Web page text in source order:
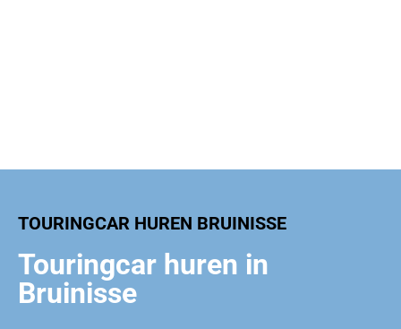
TOURINGCAR HUREN BRUINISSE
Touringcar huren in
Bruinisse